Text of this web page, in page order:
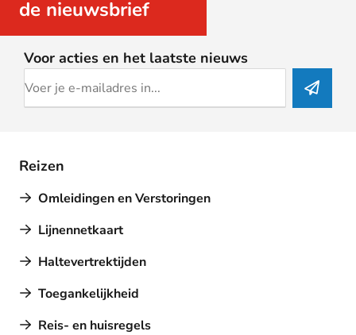
de nieuwsbrief
Voor acties en het laatste nieuws
Reizen
Omleidingen en Verstoringen
Lijnennetkaart
Haltevertrektijden
Toegankelijkheid
Reis- en huisregels